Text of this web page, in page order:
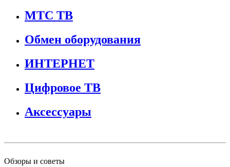
МТС ТВ
Обмен оборудования
ИНТЕРНЕТ
Цифровое ТВ
Аксессуары
Обзоры и советы